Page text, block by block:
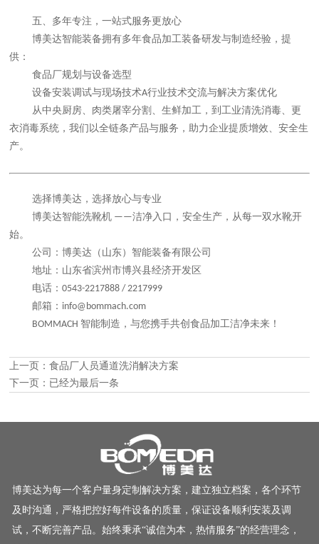
五、 多年专注，一站式服务更放心
博美达智能装备拥有多年食品加工装备研发与制造经验，提
供：
食品厂规划与设备选型
设备安装调试与现场技术A行业技术交流与解决方案优化
从中央厨房、肉类屠宰分割、生鲜加工，到工业清洗消毒、更
衣消毒系统，我们以全链条产品与服务，助力企业提质增效、安全生
产。
选择博美达，选择放心与专业
博美达智能洗靴机 ——洁净入口，安全生产，从每一双水靴开
始。
公司：博美达（山东）智能装备有限公司
地址：山东省滨州市博兴县经济开发区
电话：0543-2217888 / 2217999
邮箱： info@bommach.com
BOMMACH 智能制造，与您携手共创食品加工洁净未来！
上一页：食品厂人员通道洗消解决方案
下一页：已经为最后一条
博美达为每一个客户量身定制解决方案，建立独立档案，各个环节
及时沟通，严格把控好每件设备的质量，保证设备顺利安装及调
试，不断完善产品。始终秉承“诚信为本，热情服务”的经营理念，